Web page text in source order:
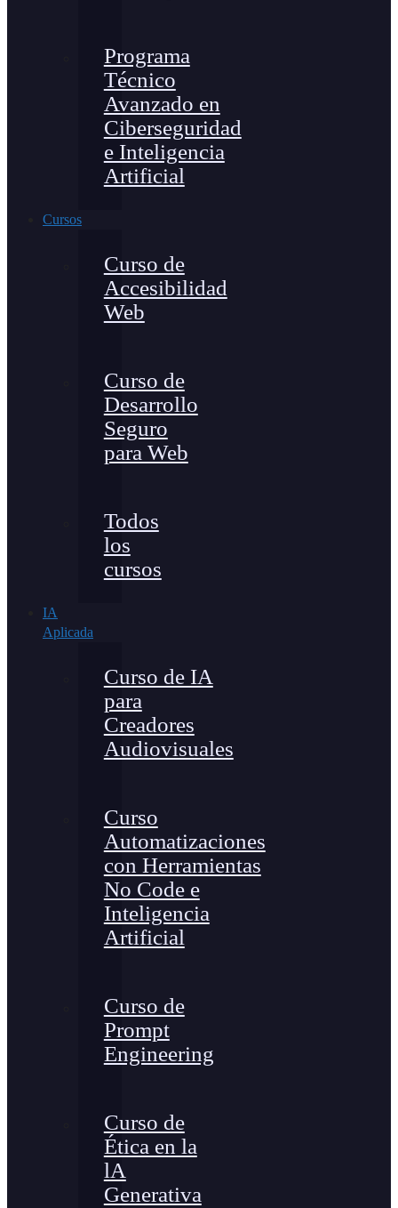
Programa
Técnico
Avanzado en
Ciberseguridad
e Inteligencia
Artificial
Cursos
Curso de
Accesibilidad
Web
Curso de
Desarrollo
Seguro
para Web
Todos
los
cursos
IA
Aplicada
Curso de IA
para
Creadores
Audiovisuales
Curso
Automatizaciones
con Herramientas
No Code e
Inteligencia
Artificial
Curso de
Prompt
Engineering
Curso de
Ética en la
lA
Generativa